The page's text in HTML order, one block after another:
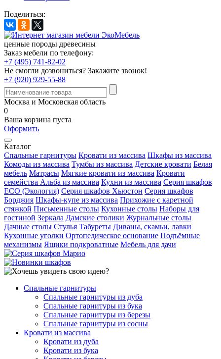
Поделиться:
ценные породы древесины
Заказ мебели по телефону:
+7 (495) 741-82-02
Не смогли дозвониться? Закажите звонок!
+7 (920) 929-55-88
Москва и Московская область
0
Ваша корзина пуста
Оформить
Каталог
Спальные гарнитуры Кровати из массива Шкафы из массива
Комоды из массива Тумбы из массива Детские кровати Белая
мебель Матрасы Мягкие кровати из массива Кровати
семейства Альба из массива Кухни из массива Серия шкафов
ECO (Экология) Серия шкафов Хьюстон Серия шкафов
Борджия Шкафы-купе из массива Прихожие с каретной
стяжкой Письменные столы Кухонные столы Наборы для
гостиной Зеркала Дамские столики Журнальные столы
Дачные столы Стулья Табуреты Диваны, скамьи, лавки
Кухонные уголки Ортопедическое основание Подъёмные
механизмы Ящики подкроватные Мебель для дачи
Спальные гарнитуры
Спальные гарнитуры из дуба
Спальные гарнитуры из бука
Спальные гарнитуры из березы
Спальные гарнитуры из сосны
Кровати из массива
Кровати из дуба
Кровати из бука